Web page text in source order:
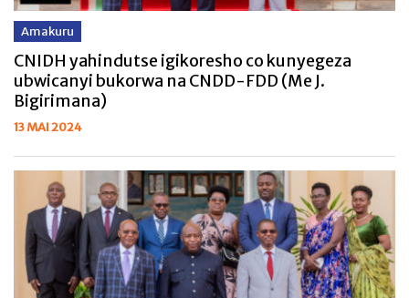
Amakuru
CNIDH yahindutse igikoresho co kunyegeza
ubwicanyi bukorwa na CNDD-FDD (Me J.
Bigirimana)
13 MAI 2024